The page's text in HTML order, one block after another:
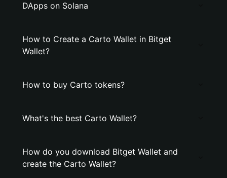
DApps on Solana
How to Create a Carto Wallet in Bitget
Wallet?
How to buy Carto tokens?
What's the best Carto Wallet?
How do you download Bitget Wallet and
create the Carto Wallet?